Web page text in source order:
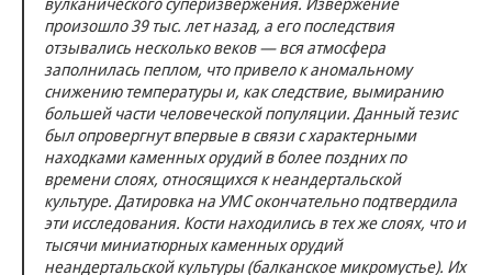
произошло 39 тыс. лет назад, а его последствия
отзывались несколько веков — вся атмосфера
заполнилась пеплом, что привело к аномальному
снижению температуры и, как следствие, вымиранию
большей части человеческой популяции. Данный тезис
был опровергнут впервые в связи с характерными
находками каменных орудий в более поздних по
времени слоях, относящихся к неандертальской
культуре. Датировка на УМС окончательно подтвердила
эти исследования. Кости находились в тех же слоях, что и
тысячи миниатюрных каменных орудий
неандертальской культуры (балканское микромустье). Их